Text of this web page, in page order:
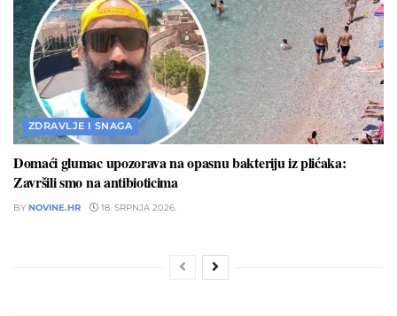
ZDRAVLJE I SNAGA
Domaći glumac upozorava na opasnu bakteriju iz plićaka:
Završili smo na antibioticima
BY NOVINE.HR 18. SRPNJA 2026.